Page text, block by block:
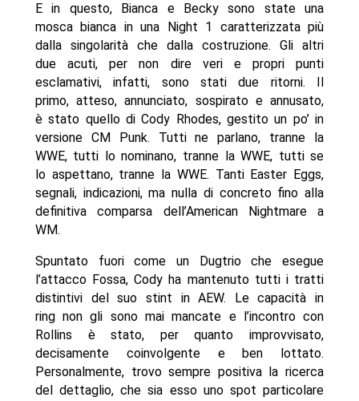
E in questo, Bianca e Becky sono state una
mosca bianca in una Night 1 caratterizzata più
dalla singolarità che dalla costruzione. Gli altri
due acuti, per non dire veri e propri punti
esclamativi, infatti, sono stati due ritorni. Il
primo, atteso, annunciato, sospirato e annusato,
è stato quello di Cody Rhodes, gestito un po’ in
versione CM Punk. Tutti ne parlano, tranne la
WWE, tutti lo nominano, tranne la WWE, tutti se
lo aspettano, tranne la WWE. Tanti Easter Eggs,
segnali, indicazioni, ma nulla di concreto fino alla
definitiva comparsa dell’American Nightmare a
WM.
Spuntato fuori come un Dugtrio che esegue
l’attacco Fossa, Cody ha mantenuto tutti i tratti
distintivi del suo stint in AEW. Le capacità in
ring non gli sono mai mancate e l’incontro con
Rollins è stato, per quanto improvvisato,
decisamente coinvolgente e ben lottato.
Personalmente, trovo sempre positiva la ricerca
del dettaglio, che sia esso uno spot particolare